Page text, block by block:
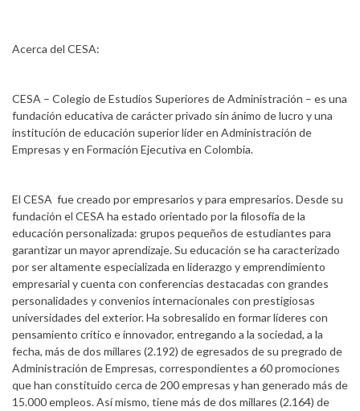
Acerca del CESA:
CESA – Colegio de Estudios Superiores de Administración – es una
fundación educativa de carácter privado sin ánimo de lucro y una
institución de educación superior líder en Administración de
Empresas y en Formación Ejecutiva en Colombia.
El CESA fue creado por empresarios y para empresarios. Desde su
fundación el CESA ha estado orientado por la filosofía de la
educación personalizada: grupos pequeños de estudiantes para
garantizar un mayor aprendizaje. Su educación se ha caracterizado
por ser altamente especializada en liderazgo y emprendimiento
empresarial y cuenta con conferencias destacadas con grandes
personalidades y convenios internacionales con prestigiosas
universidades del exterior. Ha sobresalido en formar líderes con
pensamiento crítico e innovador, entregando a la sociedad, a la
fecha, más de dos millares (2.192) de egresados de su pregrado de
Administración de Empresas, correspondientes a 60 promociones
que han constituido cerca de 200 empresas y han generado más de
15.000 empleos. Así mismo, tiene más de dos millares (2.164) de